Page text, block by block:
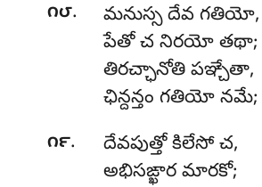
౧౮.
మనుస్స దేవ గతియో,
పేతో చ నిరయో తథా;
తిరచ్ఛానోతి పఞ్చేతా,
ఛిన్దన్తం గతియో నమే;
౧౯. దేవపుత్తోకిలేసో చ,
అభిసఙ్ఖార మారకో;